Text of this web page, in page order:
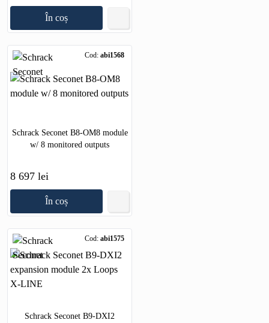
În coș
Cod: abi1568
Schrack Seconet B8-OM8 module
w/ 8 monitored outputs
8 697 lei
În coș
Cod: abi1575
Schrack Seconet B9-DXI2